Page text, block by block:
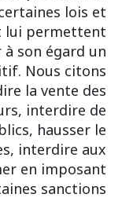
lois et
lui permettent
son égard un
Nous citons
la vente des
interdire de
hausser le
interdire aux
en imposant
sanctions…